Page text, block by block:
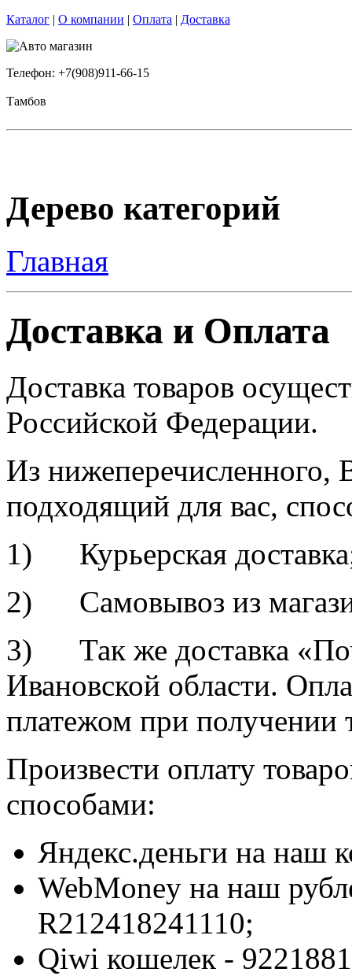
Каталог | О компании | Оплата | Доставка
Телефон: +7(908)911-66-15
Тамбов
Дерево категорий
Главная
Доставка и Оплата
Доставка товаров
Российской Федерации.
Из
подходящий для вас,
1) Курьерская
2) Самовывоз из
3) Так же доставка
Ивановской области.
платежом при получении
Произвести оплату
способами:
Яндекс.деньги на наш
WebMoney на наш
R212418241110;
Qiwi кошелек -